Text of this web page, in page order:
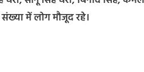
में लोग मौजूद रहे।